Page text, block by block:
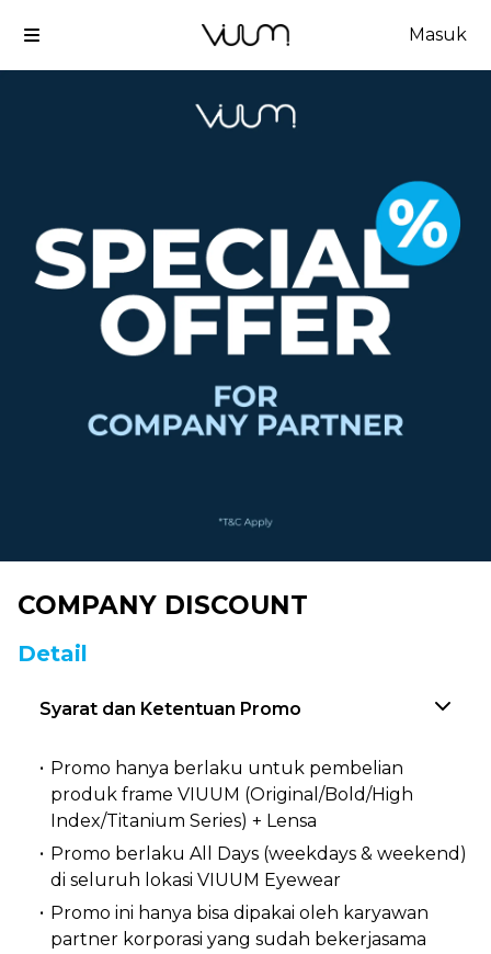
Masuk
COMPANY DISCOUNT
Detail
Syarat dan Ketentuan Promo
Promo hanya berlaku untuk pembelian
produk frame VIUUM (Original/Bold/High
Index/Titanium Series) + Lensa
Promo berlaku All Days (weekdays & weekend)
di seluruh lokasi VIUUM Eyewear
Promo ini hanya bisa dipakai oleh karyawan
partner korporasi yang sudah bekerjasama